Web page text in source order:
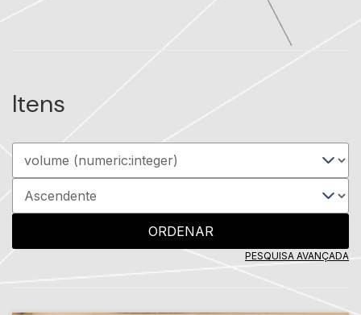
Itens
ORDENAR
PESQUISA AVANÇADA